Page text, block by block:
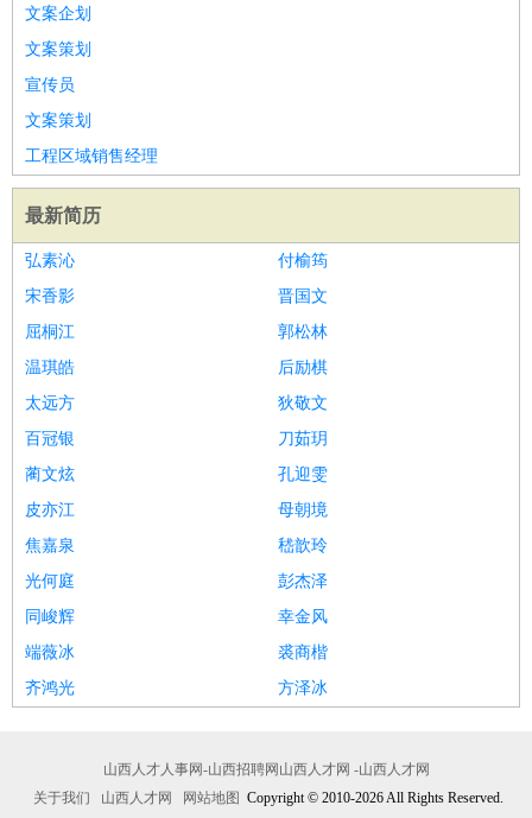
文案企划
文案策划
宣传员
文案策划
工程区域销售经理
最新简历
弘素沁
付榆筠
宋香影
晋国文
屈桐江
郭松林
温琪皓
后励棋
太远方
狄敬文
百冠银
刀茹玥
蔺文炫
孔迎雯
皮亦江
母朝境
焦嘉泉
嵇歆玲
光何庭
彭杰泽
同峻辉
幸金风
端薇冰
裘商楷
齐鸿光
方泽冰
山西人才人事网-山西招聘网山西人才网 -山西人才网
关于我们
山西人才网 网站地图 Copyright © 2010-2026 All Rights Reserved.